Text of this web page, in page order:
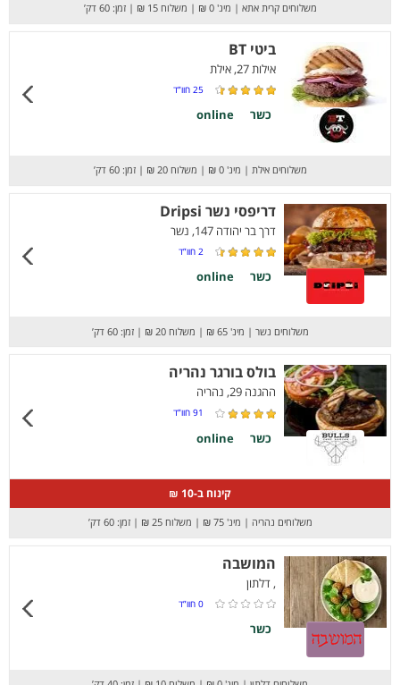
משלוחים קרית אתא | מינ' 0 ₪ | משלוח 15 ₪ | זמן: 60 דק’
ביטי BT
אילות 27, אילת
25 חוו”ד
כשר online
משלוחים אילת | מינ' 0 ₪ | משלוח 20 ₪ | זמן: 60 דק’
דריפסי נשר Dripsi
דרך בר יהודה 147, נשר
2 חוו”ד
כשר online
משלוחים נשר | מינ' 65 ₪ | משלוח 20 ₪ | זמן: 60 דק’
בולס בורגר נהריה
ההגנה 29, נהריה
91 חוו”ד
כשר online
קינוח ב-10 ₪
משלוחים נהריה | מינ' 75 ₪ | משלוח 25 ₪ | זמן: 60 דק’
המושבה
, דלתון
0 חוו”ד
כשר